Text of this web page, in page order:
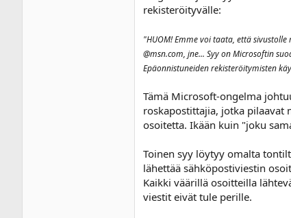
rekisteröityvälle:
"HUOM! Emme voi taata, että
@msn.com, jne... Syy on Microsoftin
Epäonnistuneiden rekisteröitymisten
Tämä Microsoft-ongelma
roskapostittajia, jotka pilaavat
osoitetta. Ikään kuin "joku
Toinen syy löytyy omalta
lähettää sähköpostiviestin
Kaikki väärillä osoitteilla
viestit eivät tule perille.